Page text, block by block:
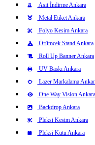
Asit İndirme Ankara
Metal Etiket Ankara
Folyo Kesim Ankara
Örümcek Stand Ankara
Roll Up Banner Ankara
UV Baskı Ankara
Lazer Markalama
One Way Vision Ankara
Backdrop Ankara
Pleksi Kesim Ankara
Pleksi Kutu Ankara